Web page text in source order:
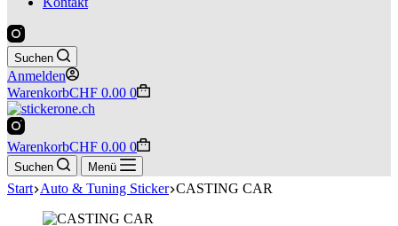
Suchen
Anmelden
WarenkorbCHF 0.00 0
WarenkorbCHF 0.00 0
Suchen Menü
Start Auto & Tuning Sticker CASTING CAR